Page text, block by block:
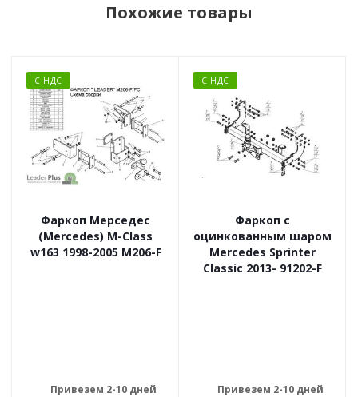
Похожие товары
С НДС
Фаркоп Мерседес
(Mercedes) M-Class
w163 1998-2005 M206-F
Привезем 2-10 дней
С НДС
Фаркоп с
оцинкованным шаром
Mercedes Sprinter
Classic 2013- 91202-F
Привезем 2-10 дней